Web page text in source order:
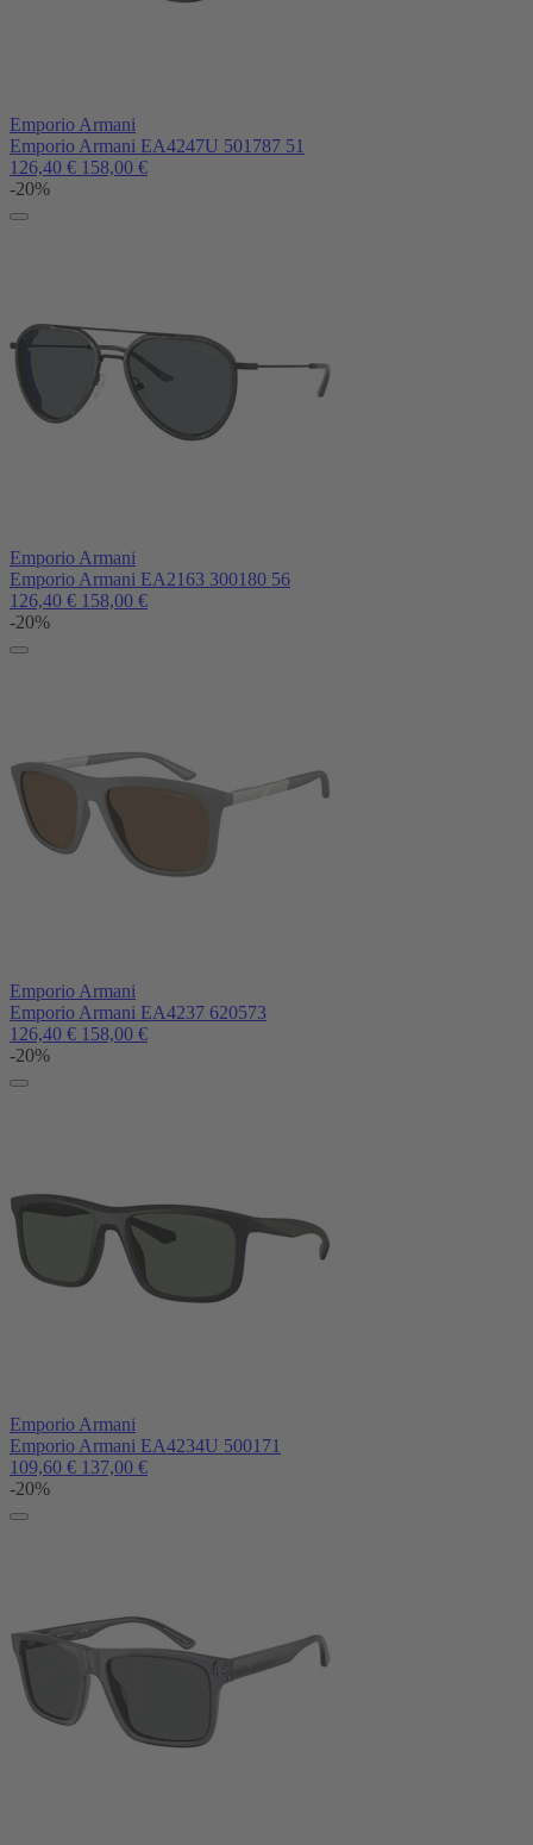
Emporio Armani
Emporio Armani EA4247U 501787 51
126,40 € 158,00 €
-20%
Emporio Armani
Emporio Armani EA2163 300180 56
126,40 € 158,00 €
-20%
Emporio Armani
Emporio Armani EA4237 620573
126,40 € 158,00 €
-20%
Emporio Armani
Emporio Armani EA4234U 500171
109,60 € 137,00 €
-20%